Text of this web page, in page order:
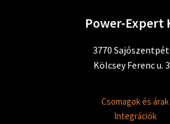
Power-Expert
3770
Kölcsey Ferenc u.
Csomagok és árak
Integrációk